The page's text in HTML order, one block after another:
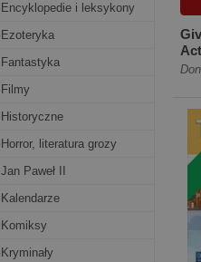
Encyklopedie i leksykony
Ezoteryka
Fantastyka
Filmy
Historyczne
Horror, literatura grozy
Jan Paweł II
Kalendarze
Komiksy
Kryminały